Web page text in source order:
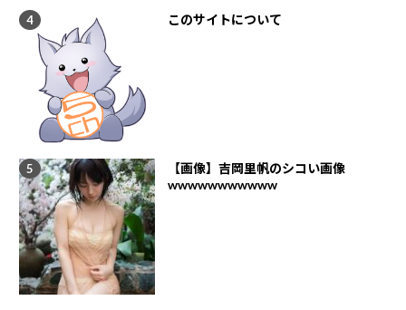
このサイトについて
【画像】吉岡里帆のシコい画像
wwwwwwwwwww